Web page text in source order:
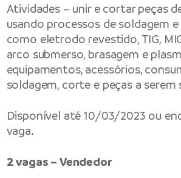
Atividades – unir e cortar peças
usando processos de soldagem
como eletrodo revestido, TIG,
arco submerso, brasagem e
equipamentos, acessórios,
soldagem, corte e peças a serem
Disponível até 10/03/2023 ou
vaga.
2 vagas – Vendedor